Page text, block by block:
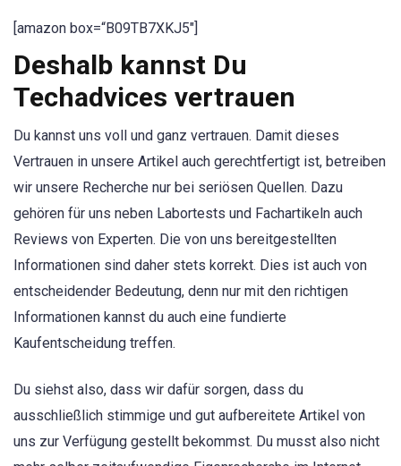
[amazon box=“B09TB7XKJ5″]
Deshalb kannst Du
Techadvices vertrauen
Du kannst uns voll und ganz vertrauen. Damit dieses
Vertrauen in unsere Artikel auch gerechtfertigt ist, betreiben
wir unsere Recherche nur bei seriösen Quellen. Dazu
gehören für uns neben Labortests und Fachartikeln auch
Reviews von Experten. Die von uns bereitgestellten
Informationen sind daher stets korrekt. Dies ist auch von
entscheidender Bedeutung, denn nur mit den richtigen
Informationen kannst du auch eine fundierte
Kaufentscheidung treffen.
Du siehst also, dass wir dafür sorgen, dass du
ausschließlich stimmige und gut aufbereitete Artikel von
uns zur Verfügung gestellt bekommst. Du musst also nicht